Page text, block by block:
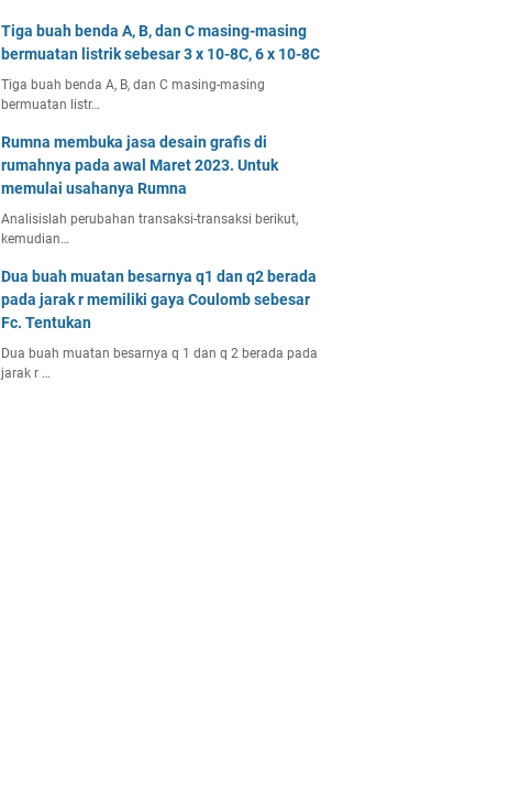
Tiga buah benda A, B, dan C masing-masing
bermuatan listrik sebesar 3 x 10-8C, 6 x 10-8C
Tiga buah benda A, B, dan C masing-masing
bermuatan listr…
Rumna membuka jasa desain grafis di
rumahnya pada awal Maret 2023. Untuk
memulai usahanya Rumna
Analisislah perubahan transaksi-transaksi berikut,
kemudian…
Dua buah muatan besarnya q1 dan q2 berada
pada jarak r memiliki gaya Coulomb sebesar
Fc. Tentukan
Dua buah muatan besarnya q 1 dan q 2 berada pada
jarak r …